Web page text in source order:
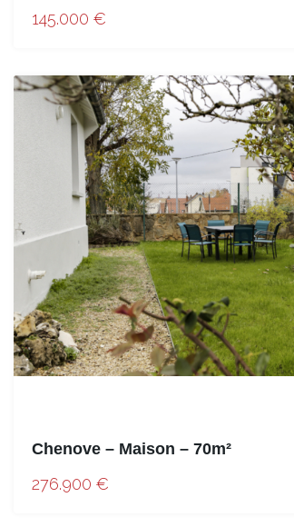
145.000 €
Chenove – Maison – 70m²
276.900 €